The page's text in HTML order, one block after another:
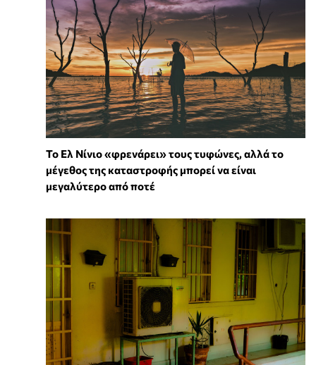
Το Ελ Νίνιο «φρενάρει» τους τυφώνες, αλλά το
μέγεθος της καταστροφής μπορεί να είναι
μεγαλύτερο από ποτέ